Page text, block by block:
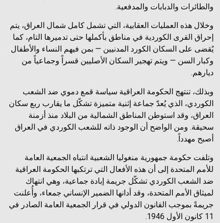
والطائرات والدبابات والمدفعية.
وخلال هذه العمليات العقابية، التي تشمل كامل شمال العراق، يتم
إحراق القرى الكوردية في مناطق بأكملها حتى تدميرها التام، كما
يُقضى على السكان الكورد المدنيين — بمن فيهم النساء والأطفال
وكبار السن — ويتم تهجير السكان الأصليين قسراً وجماعياً من
ديارهم.
وبذلك، تنتهج الحكومة العراقية سياسة قمع دموي ضد الشعب
الكوردي، الذي يُعدّ جماعة إثنية متميزة تشكّل ما يقارب ربع سكان
العراق، وقد استوطن المناطق الشمالية من البلاد منذ أزمنة
سحيقة. ومن الواضح أن الوجود ذاته للشعب الكوردي في العراق
أصبح مهدداً.
وتلفت حكومة جمهورية منغوليا الشعبية انتباه الجمعية العامة
للأمم المتحدة إلى أن هذه الأفعال التي ترتكبها الحكومة العراقية
ضد الشعب الكوردي تشكّل جريمة إبادة جماعية، وهي انتهاك
لميثاق الأمم المتحدة، وقد أدانها الضمير الإنساني جمعاء، وأُعلنت
جريمةً بموجب القانون الدولي في قرار الجمعية العامة الصادر في
11 كانون الأول 1946.